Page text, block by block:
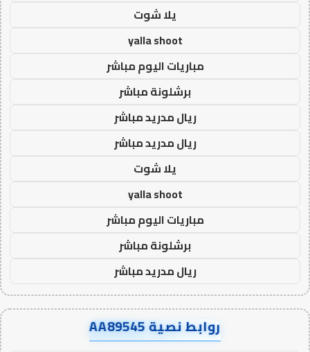
يلا شوت
yalla shoot
مباريات اليوم مباشر
برشلونة مباشر
ريال مدريد مباشر
ريال مدريد مباشر
يلا شوت
yalla shoot
مباريات اليوم مباشر
برشلونة مباشر
ريال مدريد مباشر
روابط نصية AA89545